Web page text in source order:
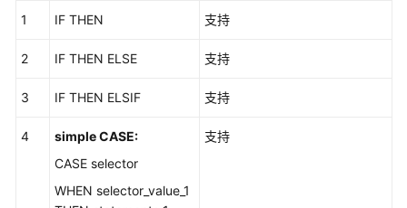
1 IF THEN 支持
2 IF THEN ELSE 支持
3 IF THEN ELSIF 支持
4
simple CASE:
CASE selector
WHEN selector_value_1
支持